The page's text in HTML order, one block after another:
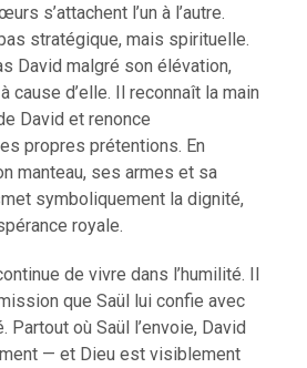
s’attachent l’un à l’autre.
stratégique, mais spirituelle.
David malgré son élévation,
cause d’elle. Il reconnaît la main
David et renonce
propres prétentions. En
manteau, ses armes et sa
symboliquement la dignité,
royale.
de vivre dans l’humilité. Il
que Saül lui confie avec
où Saül l’envoie, David
— et Dieu est visiblement